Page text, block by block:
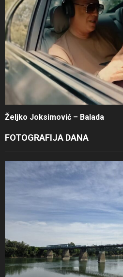
Željko Joksimović – Balada
FOTOGRAFIJA DANA